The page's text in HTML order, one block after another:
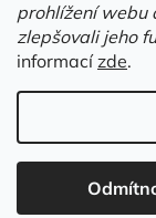
prohlížení webu
zlepšovali jeho
informacízde.
Copyright